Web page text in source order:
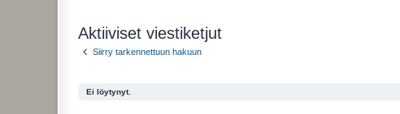
Aktiiviset viestiketjut
Siirry tarkennettuun hakuun
Ei löytynyt.